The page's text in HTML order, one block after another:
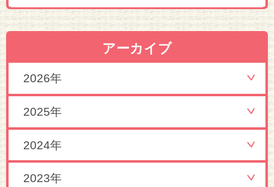
アーカイブ
2026年
2025年
2024年
2023年